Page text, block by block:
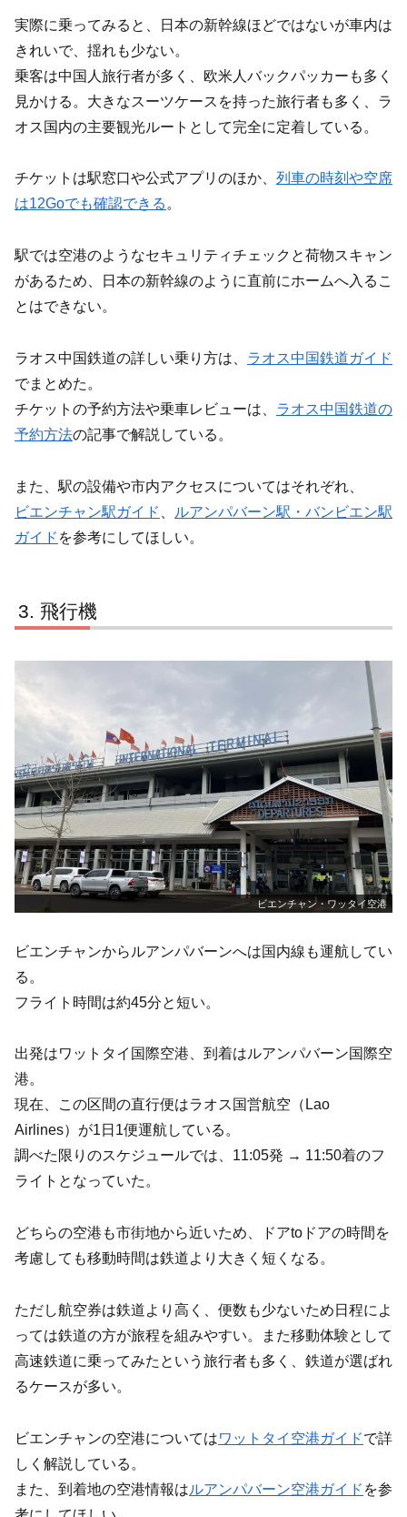
実際に乗ってみると、日本の新幹線ほどではないが車内は
きれいで、揺れも少ない。
乗客は中国人旅行者が多く、欧米人バックパッカーも多く
見かける。大きなスーツケースを持った旅行者も多く、ラ
オス国内の主要観光ルートとして完全に定着している。
チケットは駅窓口や公式アプリのほか、 列車の時刻や空席
は12Goでも確認できる。
駅では空港のようなセキュリティチェックと荷物スキャン
があるため、日本の新幹線のように直前にホームへ入るこ
とはできない。
ラオス中国鉄道の詳しい乗り方は、 ラオス中国鉄道ガイド
でまとめた。
チケットの予約方法や乗車レビューは、 ラオス中国鉄道の
予約方法の記事で解説している。
また、駅の設備や市内アクセスについてはそれぞれ、
ビエンチャン駅ガイド
ルアンパバーン駅・バンビエン駅
ガイド を参考にしてほしい。
飛行機
ビエンチャン・ワッタイ空港
ビエンチャンからルアンパバーンへは国内線も運航してい
る。
フライト時間は約45分と短い。
出発はワットタイ国際空港、到着はルアンパバーン国際空
港。
現在、この区間の直行便はラオス国営航空（Lao
Airlines）が1日1便運航している。
調べた限りのスケジュールでは、11:05発 → 11:50着のフ
ライトとなっていた。
どちらの空港も市街地から近いため、ドアtoドアの時間を
考慮しても移動時間は鉄道より大きく短くなる。
ただし航空券は鉄道より高く、便数も少ないため日程によ
っては鉄道の方が旅程を組みやすい。また移動体験として
高速鉄道に乗ってみたという旅行者も多く、鉄道が選ばれ
るケースが多い。
ビエンチャンの空港についてはワットタイ空港ガイドで詳
しく解説している。
また、到着地の空港情報はルアンパバーン空港ガイド を参